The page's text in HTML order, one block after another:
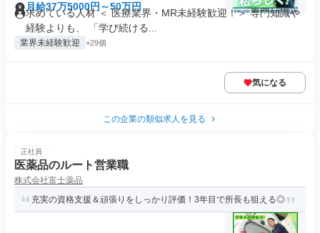
月給37万5000円～50万円
求めている人材 ＜ 医療業界・MR未経験歓迎！＞ 専門知識や
経験よりも、 「学び続ける...
業界未経験歓迎 +29個
気になる
この企業の類似求人を見る
正社員
医薬品のルート営業職
株式会社富士薬品
充実の資格支援＆頑張りをしっかり評価！3年目で所長も狙える◎